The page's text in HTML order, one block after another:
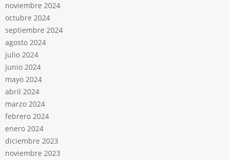
noviembre 2024
octubre 2024
septiembre 2024
agosto 2024
julio 2024
junio 2024
mayo 2024
abril 2024
marzo 2024
febrero 2024
enero 2024
diciembre 2023
noviembre 2023